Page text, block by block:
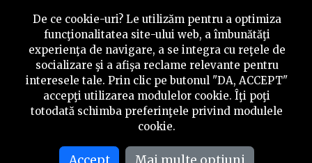
De ce cookie-uri? Le utilizăm pentru a optimiza
funcţionalitatea site-ului web, a îmbunătăţi
experienţa de navigare, a se integra cu reţele de
socializare şi a afişa reclame relevante pentru
interesele tale. Prin clic pe butonul "DA, ACCEPT"
accepţi utilizarea modulelor cookie. Îţi poţi
totodată schimba preferinţele privind modulele
cookie.